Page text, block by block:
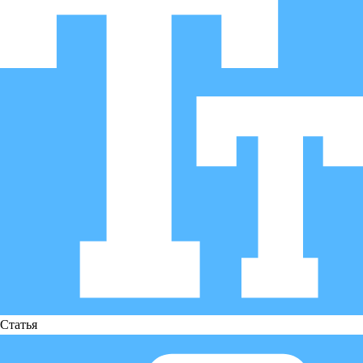
Статья